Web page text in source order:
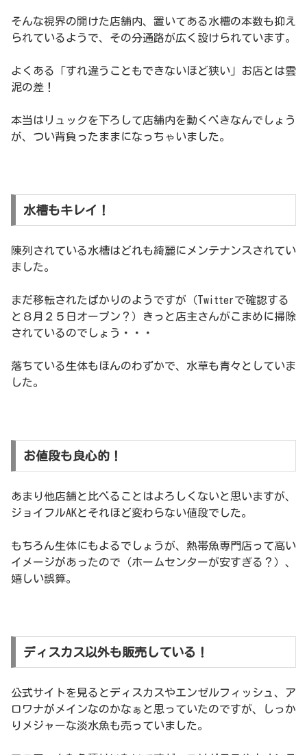
そんな視界の開けた店舗内、置いてある水槽の本数も抑え
られているようで、その分通路が広く設けられています。
よくある「すれ違うこともできないほど狭い」お店とは雲
泥の差！
本当はリュックを下ろして店舗内を動くべきなんでしょう
が、つい背負ったままになっちゃいました。
水槽もキレイ！
陳列されている水槽はどれも綺麗にメンテナンスされてい
ました。
まだ移転されたばかりのようですが（Twitterで確認する
と８月２５日オープン？）きっと店主さんがこまめに掃除
されているのでしょう・・・
落ちている生体もほんのわずかで、水草も青々としていま
した。
お値段も良心的！
あまり他店舗と比べることはよろしくないと思いますが、
ジョイフルAKとそれほど変わらない値段でした。
もちろん生体にもよるでしょうが、熱帯魚専門店って高い
イメージがあったので（ホームセンターが安すぎる？）、
嬉しい誤算。
ディスカス以外も販売している！
公式サイトを見るとディスカスやエンゼルフィッシュ、ア
ロワナがメインなのかなぁと思っていたのですが、しっか
りメジャーな淡水魚も売っていました。